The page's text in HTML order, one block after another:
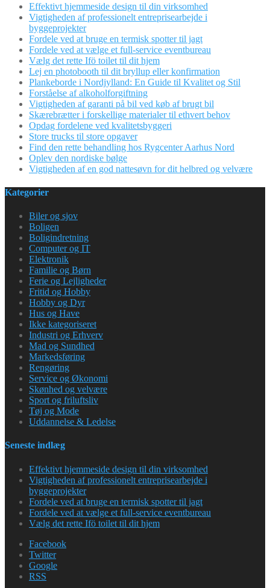
Effektivt hjemmeside design til din virksomhed
Vigtigheden af professionelt entreprisearbejde i
byggeprojekter
Fordele ved at bruge en termisk spotter til jagt
Fordele ved at vælge et full-service eventbureau
Vælg det rette Ifö toilet til dit hjem
Lej en photobooth til dit bryllup eller konfirmation
Plankeborde i Nordjylland: En Guide til Kvalitet og Stil
Forståelse af alkoholforgiftning
Vigtigheden af garanti på bil ved køb af brugt bil
Skærebrætter i forskellige materialer til ethvert behov
Opdag fordelene ved kvalitetsbyggeri
Store trucks til store opgaver
Find den rette behandling hos Rygcenter Aarhus Nord
Oplev den nordiske bølge
Vigtigheden af en god nattesøvn for dit helbred og velvære
Kategorier
Biler og sjov
Boligen
Boligindretning
Computer og IT
Elektronik
Familie og Børn
Ferie og Lejligheder
Fritid og Hobby
Hobby og Dyr
Hus og Have
Ikke kategoriseret
Industri og Erhverv
Mad og Sundhed
Markedsføring
Rengøring
Service og Økonomi
Skønhed og velvære
Sport og friluftsliv
Tøj og Mode
Uddannelse & Ledelse
Seneste indlæg
Effektivt hjemmeside design til din virksomhed
Vigtigheden af professionelt entreprisearbejde i
byggeprojekter
Fordele ved at bruge en termisk spotter til jagt
Fordele ved at vælge et full-service eventbureau
Vælg det rette Ifö toilet til dit hjem
Facebook
Twitter
Google
RSS